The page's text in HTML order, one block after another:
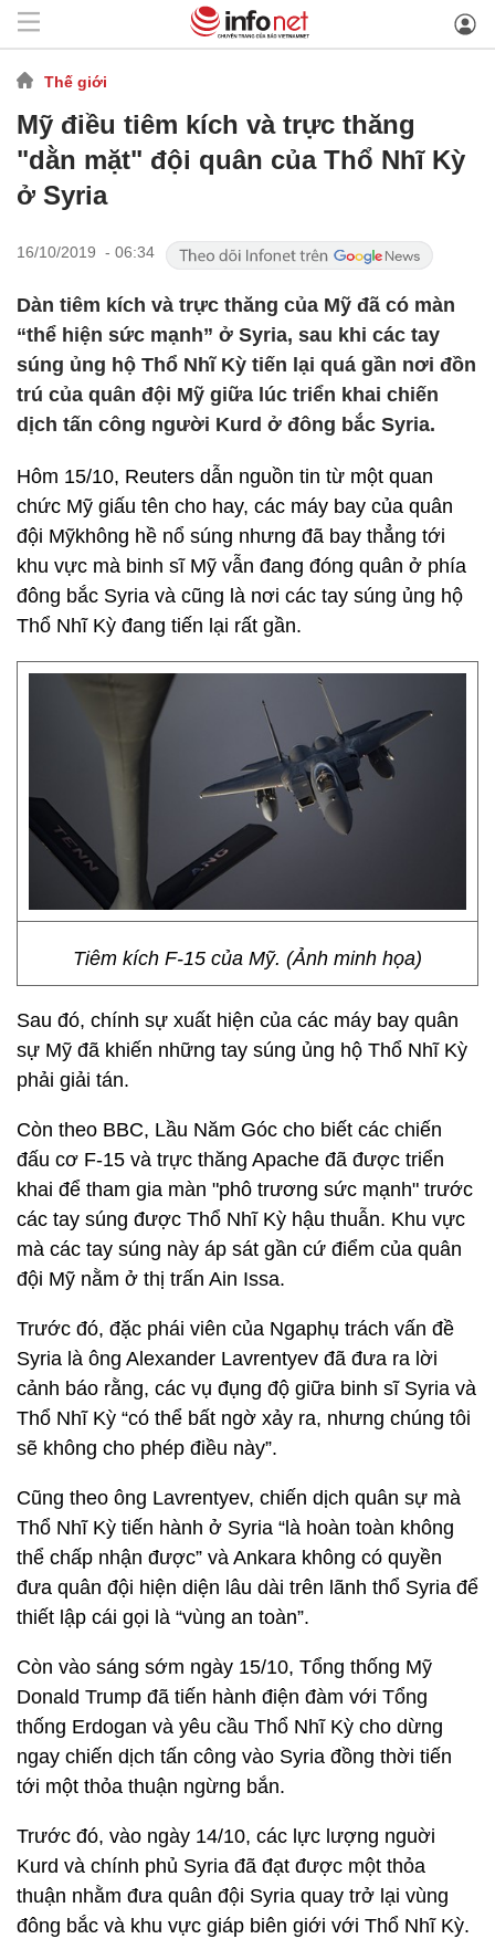
Thế giới
Mỹ điều tiêm kích và trực thăng
"dằn mặt" đội quân của Thổ Nhĩ Kỳ
ở Syria
16/10/2019 - 06:34
Dàn tiêm kích và trực thăng của Mỹ đã có màn
“thể hiện sức mạnh” ở Syria, sau khi các tay
súng ủng hộ Thổ Nhĩ Kỳ tiến lại quá gần nơi đồn
trú của quân đội Mỹ giữa lúc triển khai chiến
dịch tấn công người Kurd ở đông bắc Syria.
Hôm 15/10, Reuters dẫn nguồn tin từ một quan
chức Mỹ giấu tên cho hay, các máy bay của quân
đội Mỹkhông hề nổ súng nhưng đã bay thẳng tới
khu vực mà binh sĩ Mỹ vẫn đang đóng quân ở phía
đông bắc Syria và cũng là nơi các tay súng ủng hộ
Thổ Nhĩ Kỳ đang tiến lại rất gần.
Tiêm kích F-15 của Mỹ. (Ảnh minh họa)
Sau đó, chính sự xuất hiện của các máy bay quân
sự Mỹ đã khiến những tay súng ủng hộ Thổ Nhĩ Kỳ
phải giải tán.
Còn theo BBC, Lầu Năm Góc cho biết các chiến
đấu cơ F-15 và trực thăng Apache đã được triển
khai để tham gia màn "phô trương sức mạnh" trước
các tay súng được Thổ Nhĩ Kỳ hậu thuẫn. Khu vực
mà các tay súng này áp sát gần cứ điểm của quân
đội Mỹ nằm ở thị trấn Ain Issa.
Trước đó, đặc phái viên của Ngaphụ trách vấn đề
Syria là ông Alexander Lavrentyev đã đưa ra lời
cảnh báo rằng, các vụ đụng độ giữa binh sĩ Syria và
Thổ Nhĩ Kỳ “có thể bất ngờ xảy ra, nhưng chúng tôi
sẽ không cho phép điều này”.
Cũng theo ông Lavrentyev, chiến dịch quân sự mà
Thổ Nhĩ Kỳ tiến hành ở Syria “là hoàn toàn không
thể chấp nhận được” và Ankara không có quyền
đưa quân đội hiện diện lâu dài trên lãnh thổ Syria để
thiết lập cái gọi là “vùng an toàn”.
Còn vào sáng sớm ngày 15/10, Tổng thống Mỹ
Donald Trump đã tiến hành điện đàm với Tổng
thống Erdogan và yêu cầu Thổ Nhĩ Kỳ cho dừng
ngay chiến dịch tấn công vào Syria đồng thời tiến
tới một thỏa thuận ngừng bắn.
Trước đó, vào ngày 14/10, các lực lượng nguời
Kurd và chính phủ Syria đã đạt được một thỏa
thuận nhằm đưa quân đội Syria quay trở lại vùng
đông bắc và khu vực giáp biên giới với Thổ Nhĩ Kỳ.